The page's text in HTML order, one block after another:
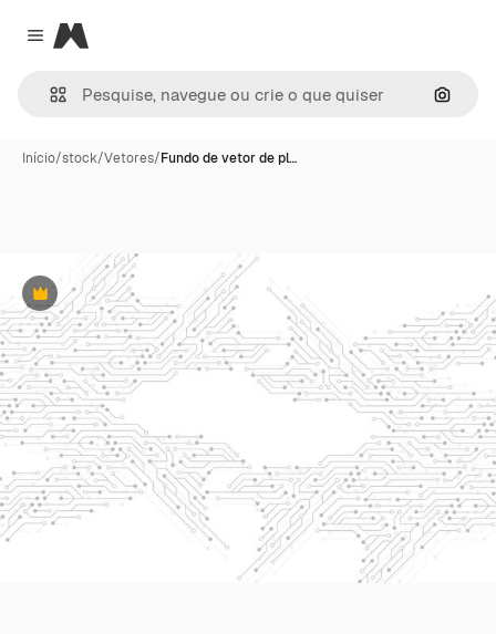
Close menu
Magnific
Início/stock/Vetores/Fundo de vetor de pl…
Premium